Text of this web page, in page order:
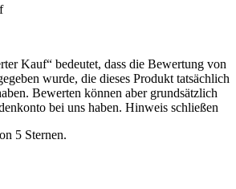
Kauf“ bedeutet, dass die Bewertung von
wurde, die dieses Produkt tatsächlich
Bewerten können aber grundsätzlich
bei uns haben. Hinweis schließen
5 Sternen.